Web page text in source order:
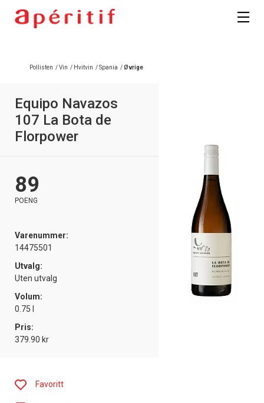
Pollisten /Vin / Hvitvin /Spania /Øvrige
Equipo Navazos
107 La Bota de
Florpower
89
POENG
Varenummer:
14475501
Utvalg:
Uten utvalg
Volum:
0.75 l
Pris:
379.90 kr
Favoritt